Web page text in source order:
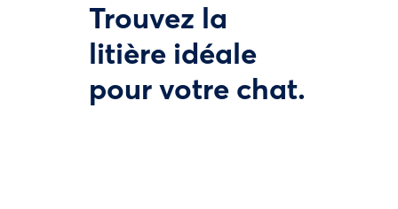
Trouvez la
litière idéale
pour votre chat.